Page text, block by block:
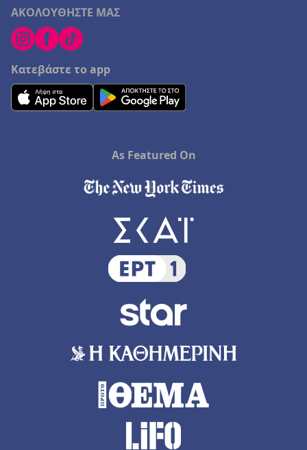
ΑΚΟΛΟΥΘΗΣΤΕ ΜΑΣ
Κατεβάστε το app
As Featured On